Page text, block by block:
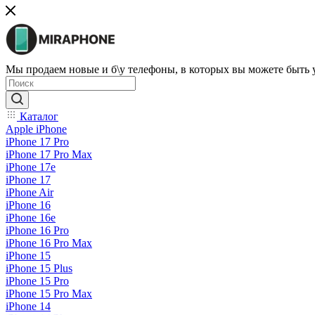
Мы продаем новые и б\у телефоны, в которых вы можете быть
Каталог
Apple iPhone
iPhone 17 Pro
iPhone 17 Pro Max
iPhone 17e
iPhone 17
iPhone Air
iPhone 16
iPhone 16e
iPhone 16 Pro
iPhone 16 Pro Max
iPhone 15
iPhone 15 Plus
iPhone 15 Pro
iPhone 15 Pro Max
iPhone 14